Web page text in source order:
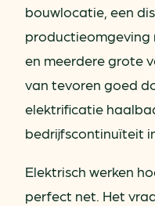
bouwlocatie, een
productieomgeving
en meerdere grote
van tevoren goed
elektrificatie
bedrijfscontinuïteit
Elektrisch werken
perfect net. Het